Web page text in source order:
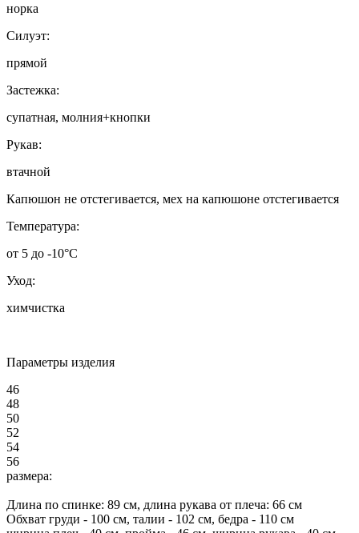
норка
Силуэт:
прямой
Застежка:
супатная, молния+кнопки
Рукав:
втачной
Капюшон не отстегивается, мех на капюшоне отстегивается
Температура:
от 5 до -10°C
Уход:
химчистка
Параметры изделия
46
48
50
52
54
56
размера:
Длина по спинке: 89 см, длина рукава от плеча: 66 см
Обхват груди - 100 см, талии - 102 см, бедра - 110 см